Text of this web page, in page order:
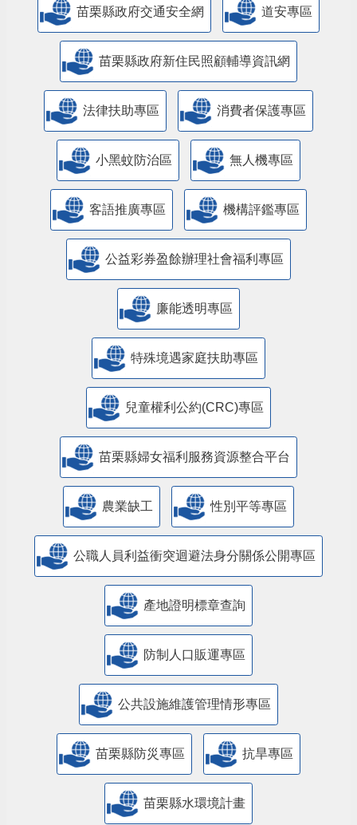
苗栗縣政府交通安全網 道安專區
苗栗縣政府新住民照顧輔導資訊網
法律扶助專區 消費者保護專區
小黑蚊防治區 無人機專區
客語推廣專區 機構評鑑專區
公益彩券盈餘辦理社會福利專區
廉能透明專區
特殊境遇家庭扶助專區
兒童權利公約(CRC)專區
苗栗縣婦女福利服務資源整合平台
農業缺工 性別平等專區
公職人員利益衝突迴避法身分關係公開專區
產地證明標章查詢
防制人口販運專區
​公共設施維護管理情形專區
苗栗縣防災專區 抗旱專區
苗栗縣水環境計畫